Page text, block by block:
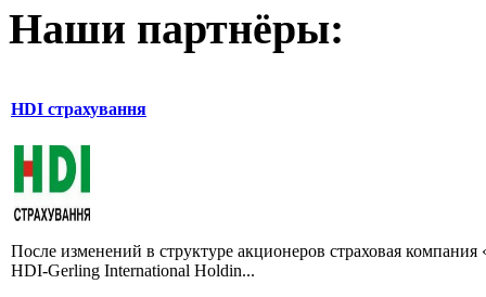
Наши партнёры:
HDI страхування
После изменений в структуре акционеров страховая
HDI-Gerling International Holdin...